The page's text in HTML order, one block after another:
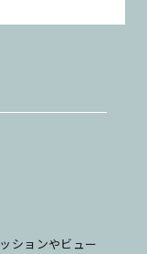
ションやビュー